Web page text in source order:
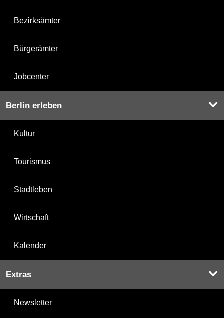
Bezirksämter
Bürgerämter
Jobcenter
Berlin erleben
Kultur
Tourismus
Stadtleben
Wirtschaft
Kalender
Extras
Newsletter